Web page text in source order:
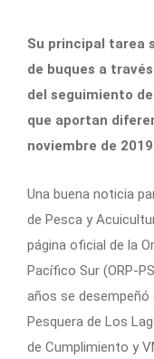
Su principal tarea
de buques a
del seguimiento
que aportan
noviembre de
Una buena noticia
de Pesca y
página oficial de la
Pacífico Sur (ORP-
años se
Pesquera de Los
de Cumplimiento y